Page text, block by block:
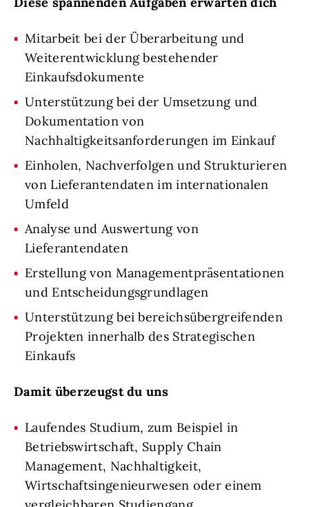
Mitarbeit bei der Überarbeitung und
Weiterentwicklung bestehender
Einkaufsdokumente
Unterstützung bei der Umsetzung und
Dokumentation von
Nachhaltigkeitsanforderungen im Einkauf
Einholen, Nachverfolgen und Strukturieren
von Lieferantendaten im internationalen
Umfeld
Analyse und Auswertung von
Lieferantendaten
Erstellung von Managementpräsentationen
und Entscheidungsgrundlagen
Unterstützung bei bereichsübergreifenden
Projekten innerhalb des Strategischen
Einkaufs
Damit überzeugst du uns
Laufendes Studium, zum Beispiel in
Betriebswirtschaft, Supply Chain
Management, Nachhaltigkeit,
Wirtschaftsingenieurwesen oder einem